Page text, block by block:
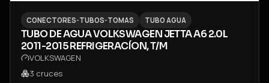
CONECTORES-TUBOS-TOMAS TUBO AGUA
TUBO DE AGUA VOLKSWAGEN JETTA A6 2.0L
2011-2015 REFRIGERACÍON, T/M
VOLKSWAGEN
3 cruces